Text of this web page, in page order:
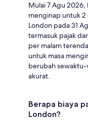
Mulai 7 Agu 2026,
menginap untuk 2
London pada 31
termasuk pajak
per malam
untuk masa
berubah
akurat.
Berapa biaya
London?